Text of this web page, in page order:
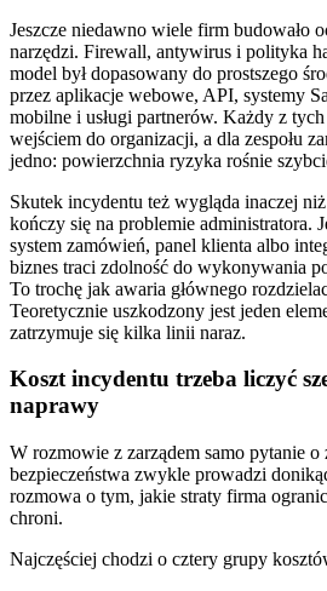
Jeszcze niedawno wiele firm budowało
narzędzi. Firewall, antywirus i polityka
model był dopasowany do prostszego
przez aplikacje webowe, API, systemy
mobilne i usługi partnerów. Każdy z
wejściem do organizacji, a dla zespołu
jedno: powierzchnia ryzyka rośnie
Skutek incydentu też wygląda inaczej
kończy się na problemie administratora.
system zamówień, panel klienta albo
biznes traci zdolność do wykonywania
To trochę jak awaria głównego
Teoretycznie uszkodzony jest jeden
zatrzymuje się kilka linii naraz.
Koszt incydentu trzeba liczyć
naprawy
W rozmowie z zarządem samo pytanie o
bezpieczeństwa zwykle prowadzi
rozmowa o tym, jakie straty firma
chroni.
Najczęściej chodzi o cztery grupy